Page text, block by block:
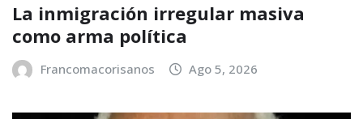
La inmigración irregular masiva
como arma política
Francomacorisanos Ago 5, 2026